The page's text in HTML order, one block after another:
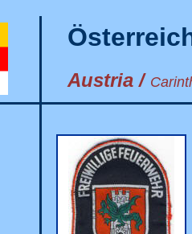
Austria /